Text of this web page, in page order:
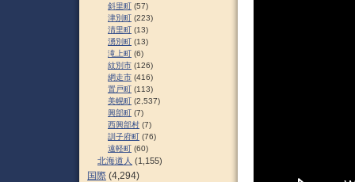
斜里町 (57)
津別町 (223)
清里町 (13)
湧別町 (13)
滝上町 (6)
紋別市 (126)
網走市 (416)
置戸町 (113)
美幌町 (2,537)
興部町 (7)
西興部村 (7)
訓子府町 (76)
遠軽町 (60)
北海道人 (1,155)
国際 (4,294)